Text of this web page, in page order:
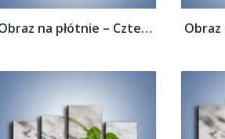
Obraz na płótnie – Czterolistna koniczyna...